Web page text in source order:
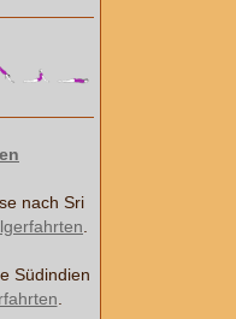
nach Sri
.
Südindien
.